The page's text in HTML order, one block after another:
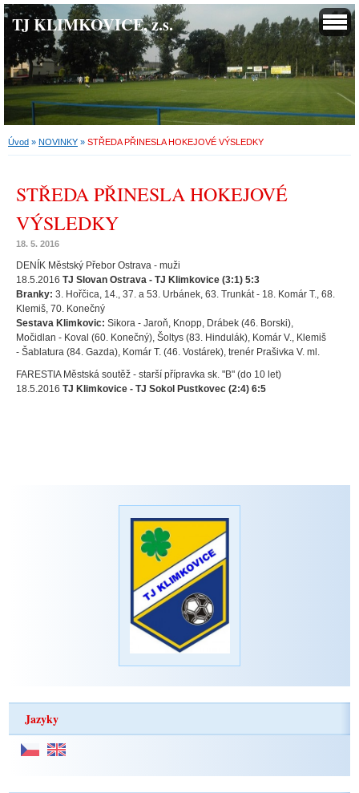
TJ KLIMKOVICE, z.s.
Úvod » NOVINKY » STŘEDA PŘINESLA HOKEJOVÉ VÝSLEDKY
STŘEDA PŘINESLA HOKEJOVÉ
VÝSLEDKY
18. 5. 2016
DENÍK Městský Přebor Ostrava - muži
18.5.2016 TJ Slovan Ostrava - TJ Klimkovice (3:1) 5:3
Branky: 3. Hořčica, 14., 37. a 53. Urbánek, 63. Trunkát - 18. Komár T., 68.
Klemiš, 70. Konečný
Sestava Klimkovic: Sikora - Jaroň, Knopp, Drábek (46. Borski),
Močidlan - Koval (60. Konečný), Šoltys (83. Hindulák), Komár V., Klemiš
- Šablatura (84. Gazda), Komár T. (46. Vostárek), trenér Prašivka V. ml.
FARESTIA Městská soutěž - starší přípravka sk. "B" (do 10 let)
18.5.2016 TJ Klimkovice - TJ Sokol Pustkovec (2:4) 6:5
Jazyky